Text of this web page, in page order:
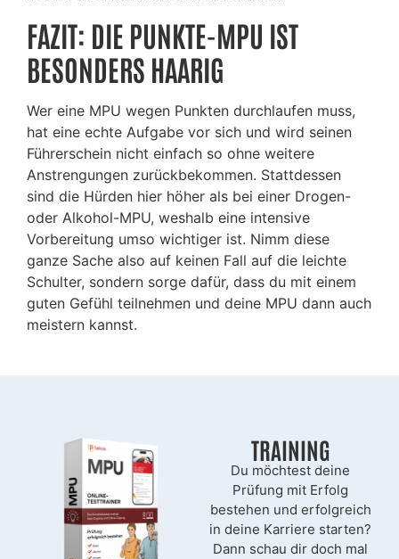
FAZIT: DIE PUNKTE-MPU IST
BESONDERS HAARIG
Wer eine MPU wegen Punkten durchlaufen muss,
hat eine echte Aufgabe vor sich und wird seinen
Führerschein nicht einfach so ohne weitere
Anstrengungen zurückbekommen. Stattdessen
sind die Hürden hier höher als bei einer Drogen-
oder Alkohol-MPU, weshalb eine intensive
Vorbereitung umso wichtiger ist. Nimm diese
ganze Sache also auf keinen Fall auf die leichte
Schulter, sondern sorge dafür, dass du mit einem
guten Gefühl teilnehmen und deine MPU dann auch
meistern kannst.
TRAINING
Du möchtest deine
Prüfung mit Erfolg
bestehen und erfolgreich
in deine Karriere starten?
Dann schau dir doch mal